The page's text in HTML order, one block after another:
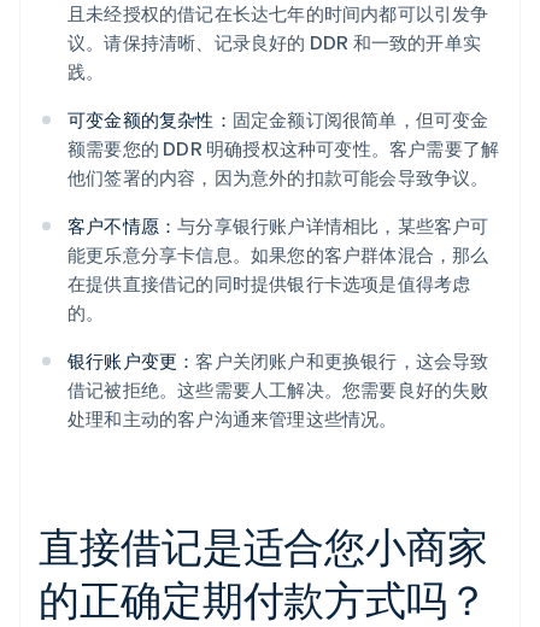
且未经授权的借记在长达七年的时间内都可以引发争
议。请保持清晰、记录良好的 DDR 和一致的开单实
践。
可变金额的复杂性： 固定金额订阅很简单，但可变金
额需要您的 DDR 明确授权这种可变性。客户需要了解
他们签署的内容，因为意外的扣款可能会导致争议。
客户不情愿：与分享银行账户详情相比，某些客户可
能更乐意分享卡信息。如果您的客户群体混合，那么
在提供直接借记的同时提供银行卡选项是值得考虑
的。
银行账户变更：客户关闭账户和更换银行，这会导致
借记被拒绝。这些需要人工解决。您需要良好的失败
处理和主动的客户沟通来管理这些情况。
直接借记是适合您小商家
的正确定期付款方式吗？